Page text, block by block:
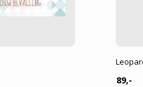
89,-